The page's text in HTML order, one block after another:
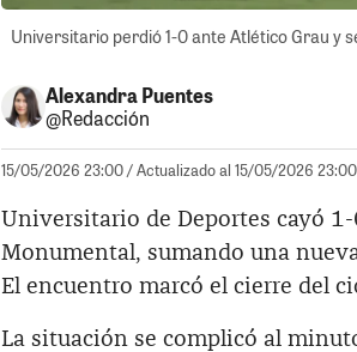
Universitario perdió 1-0 ante Atlético Grau y
Alexandra Puentes
@Redacción
15/05/2026 23:00/ Actualizado al 15/05/2026 23:00
Universitario de Deportes cayó
Monumental, sumando una
El encuentro marcó el cierre del
La situación se complicó al